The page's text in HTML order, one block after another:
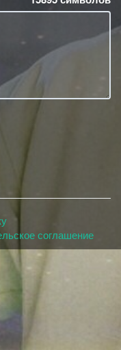
соглашение